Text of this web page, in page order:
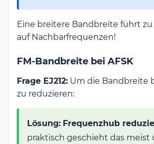
Eine breitere Bandbreite führt
auf Nachbarfrequenzen!
FM-Bandbreite bei AFSK
Frage EJ212: Um die Bandbreite
zu reduzieren:
Lösung: Frequenzhub
praktisch geschieht das meist